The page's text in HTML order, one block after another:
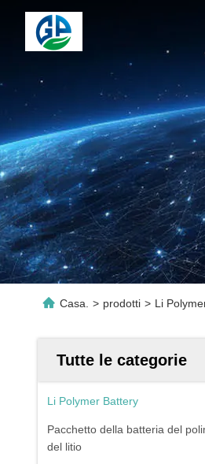
Casa. > prodotti > Li
Tutte le categorie
Li Polymer Battery
Pacchetto della batteria del
del litio